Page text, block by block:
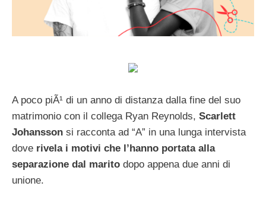
A poco piÃ¹ di un anno di distanza dalla fine del suo
matrimonio con il collega Ryan Reynolds, Scarlett
Johansson si racconta ad “A” in una lunga intervista
dove rivela i motivi che l’hanno portata alla
separazione dal marito dopo appena due anni di
unione.